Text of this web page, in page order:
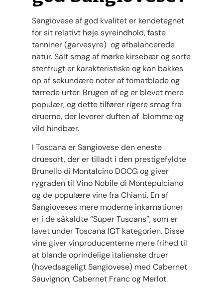
Sangiovese af god kvalitet er kendetegnet
for sit relativt høje syreindhold, faste
tanniner (garvesyre) og afbalancerede
natur. Salt smag af mørke kirsebær og sorte
stenfrugt er karakteristiske og kan bakkes
op af sekundære noter af tomatblade og
tørrede urter. Brugen af ​​eg er blevet mere
populær, og dette tilfører rigere smag fra
druerne, der leverer duften af blomme og
vild hindbær.
I Toscana er Sangiovese den eneste
druesort, der er tilladt i den prestigefyldte
Brunello di Montalcino DOCG og giver
rygraden til Vino Nobile di Montepulciano
og de populære vine fra Chianti. En af
Sangioveses mere moderne inkarnationer
er i de såkaldte “Super Tuscans”, som er
lavet under Toscana IGT kategorien. Disse
vine giver vinproducenterne mere frihed til
at blande oprindelige italienske druer
(hovedsageligt Sangiovese) med Cabernet
Sauvignon, Cabernet Franc og Merlot.